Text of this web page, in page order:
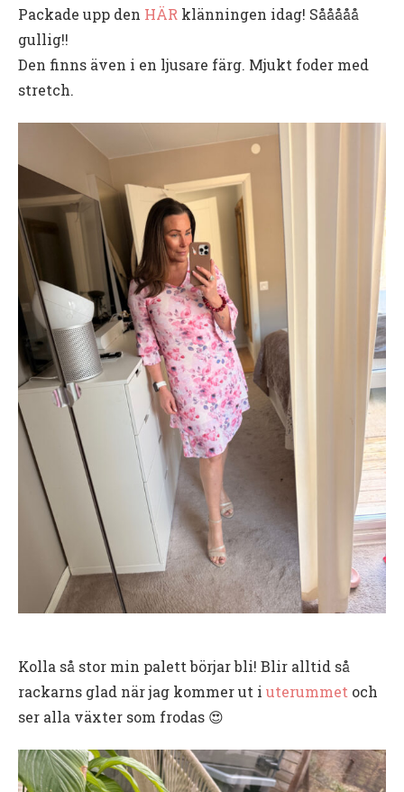
Packade upp den HÄR klänningen idag! Sååååå
gullig!!
Den finns även i en ljusare färg. Mjukt foder med
stretch.
Kolla så stor min palett börjar bli! Blir alltid så
rackarns glad när jag kommer ut i uterummet och
ser alla växter som frodas 😍